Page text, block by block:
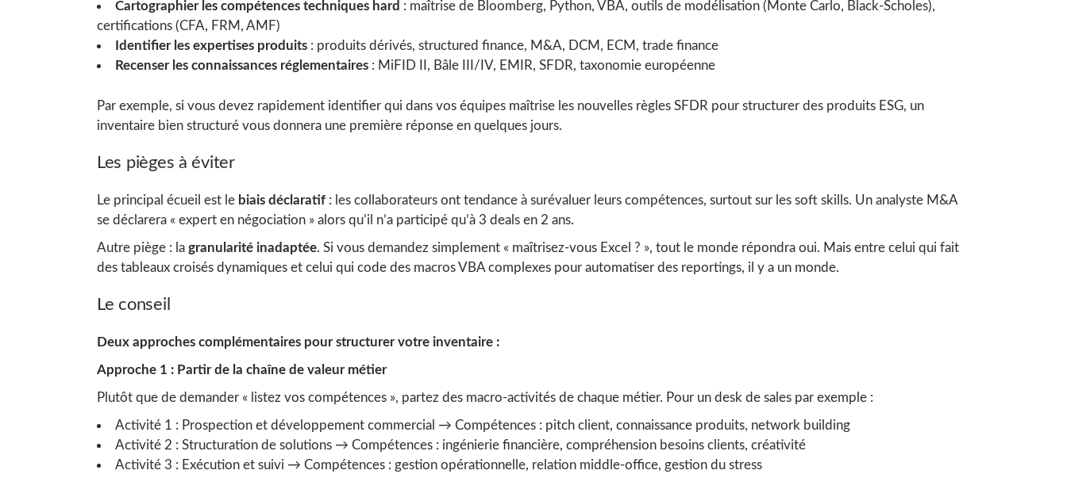
Cartographier les compétences techniques hard : maîtrise de Bloomberg, Python, VBA, outils de modélisation (Monte Carlo, Black-Scholes),
certifications (CFA, FRM, AMF)
Identifier les expertises produits : produits dérivés, structured finance, M&A, DCM, ECM, trade finance
Recenser les connaissances réglementaires : MiFID II, Bâle III/IV, EMIR, SFDR, taxonomie européenne
Par exemple, si vous devez rapidement identifier qui dans vos équipes maîtrise les nouvelles règles SFDR pour structurer des produits ESG, un
inventaire bien structuré vous donnera une première réponse en quelques jours.
Les pièges à éviter
Le principal écueil est le biais déclaratif : les collaborateurs ont tendance à surévaluer leurs compétences, surtout sur les soft skills. Un analyste M&A
se déclarera « expert en négociation » alors qu’il n’a participé qu’à 3 deals en 2 ans.
Autre piège : la granularité inadaptée. Si vous demandez simplement « maîtrisez-vous Excel ? », tout le monde répondra oui. Mais entre celui qui fait
des tableaux croisés dynamiques et celui qui code des macros VBA complexes pour automatiser des reportings, il y a un monde.
Le conseil
Deux approches complémentaires pour structurer votre inventaire :
Approche 1 : Partir de la chaîne de valeur métier
Plutôt que de demander « listez vos compétences », partez des macro-activités de chaque métier. Pour un desk de sales par exemple :
Activité 1 : Prospection et développement commercial → Compétences : pitch client, connaissance produits, network building
Activité 2 : Structuration de solutions → Compétences : ingénierie financière, compréhension besoins clients, créativité
Activité 3 : Exécution et suivi → Compétences : gestion opérationnelle, relation middle-office, gestion du stress